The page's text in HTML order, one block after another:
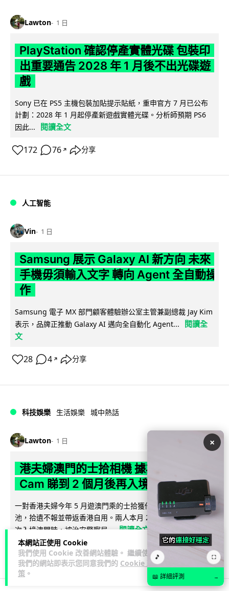
本網站正使用 Cookie
我們使用 Cookie 改善網站體驗。 繼續使用
我們的網站即表示您同意我們的 Cookie 政
策 。
Lawton 1 日
PlayStation 確認停產實體光碟 包裝印
出重要通告 2028 年 1 月後不出光碟遊
戲
Sony 已在 PS5 主機包裝加貼提示貼紙，重申官方 7 月已公布
計劃：2028 年 1 月起停產新遊戲實體光碟。分析師預期 PS6
因此...
閱讀全文
172 76 ↗ 分享
人工智能
Vin 1 日
Samsung 展示 Galaxy AI 新方向 未來
手機毋須輸入文字 轉向 Agent 全自動操
作
Samsung 電子 MX 部門顧客體驗辦公室主管兼副總裁 Jay Kim
表示，品牌正推動 Galaxy AI 邁向全自動化 Agent...
閱讀全
文
28 4 ↗ 分享
科技娛樂 生活娛樂 城中熱話
Lawton 1 日
港夫婦澳門的士拾相機 據為己有被的士
Cam 睇到 2 個月後再入境被捕
一對香港夫婦今年 5 月遊澳門乘的士拾獲他人遺留相機及電
池，拾遺不報並帶返香港自用。兩人本月 2 日經港珠澳大橋再
次入境澳門時，被治安警察局... 閱讀全文
539 75 ↗ 分享
×
🎵 ⛶
📖 詳細評測 →